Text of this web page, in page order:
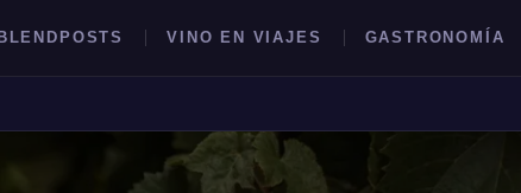
BLENDPOSTS VINO EN VIAJES GASTRONOMÍA